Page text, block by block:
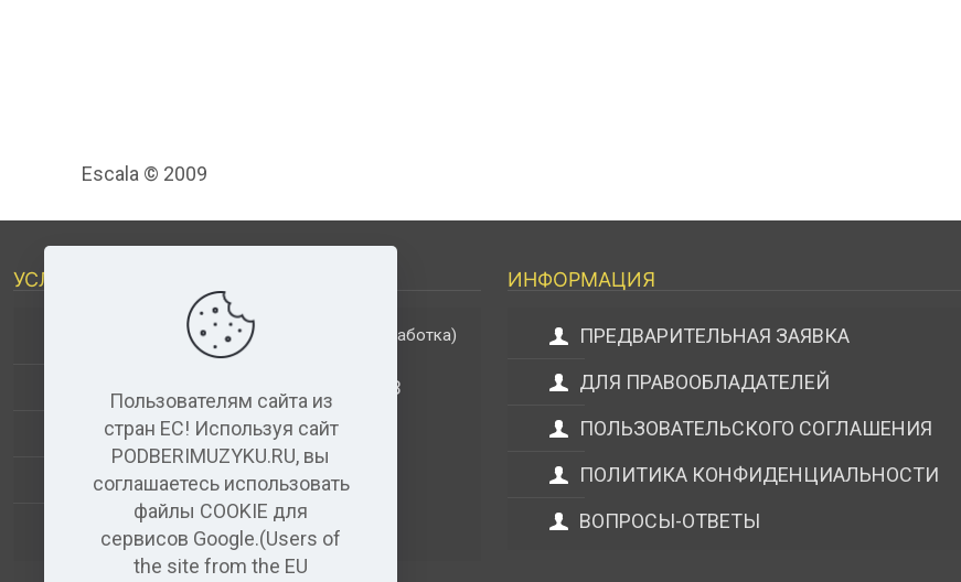
Escala © 2009
УСЛУГИ
ДОПОЛНИТЕЛЬНЫЕ УСЛУГИ (обработка)
АНАЛИЗ МУЗЫКАЛЬНЫХ ТРЕКОВ
ВИДЕО+АУДИО
УСЛУГИ ЗВУКОЗАПИСИ
АУДИО РЕДАКТОР(бесплатный)
ИНФОРМАЦИЯ
ПРЕДВАРИТЕЛЬНАЯ ЗАЯВКА
ДЛЯ ПРАВООБЛАДАТЕЛЕЙ
ПОЛЬЗОВАТЕЛЬСКОГО СОГЛАШЕНИЯ
ПОЛИТИКА КОНФИДЕНЦИАЛЬНОСТИ
ВОПРОСЫ-ОТВЕТЫ
Пользователям сайта из
стран ЕС! Используя сайт
PODBERIMUZYKU.RU, вы
соглашаетесь использовать
файлы COOKIE для
сервисов Google.(Users of
the site from the EU